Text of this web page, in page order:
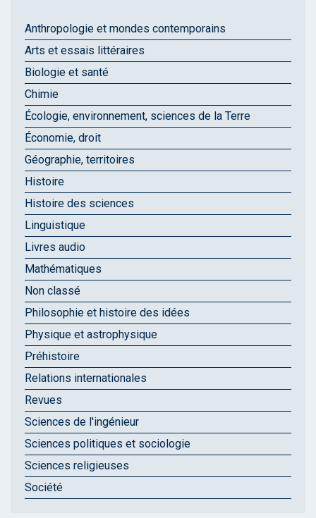
Anthropologie et mondes contemporains
Arts et essais littéraires
Biologie et santé
Chimie
Écologie, environnement, sciences de la Terre
Économie, droit
Géographie, territoires
Histoire
Histoire des sciences
Linguistique
Livres audio
Mathématiques
Non classé
Philosophie et histoire des idées
Physique et astrophysique
Préhistoire
Relations internationales
Revues
Sciences de l'ingénieur
Sciences politiques et sociologie
Sciences religieuses
Société